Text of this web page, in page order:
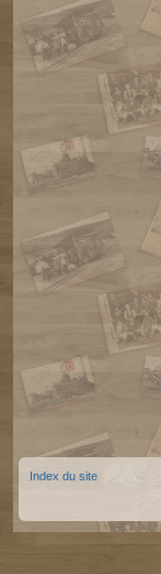
Index du site